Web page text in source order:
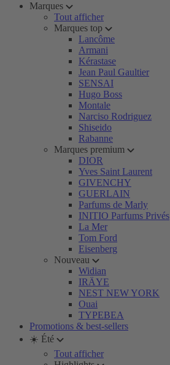
Marques
Tout afficher
Marques top
Lancôme
Armani
Kérastase
Jean Paul Gaultier
SENSAI
Hugo Boss
Montale
Narciso Rodriguez
Shiseido
Rabanne
Marques premium
DIOR
Yves Saint Laurent
GIVENCHY
GUERLAIN
Parfums de Marly
INITIO Parfums Privés
La Mer
Tom Ford
Eisenberg
Nouveau
Widian
IRÄYE
NEST NEW YORK
Ouai
TYPEBEA
Promotions & best-sellers
☀️ Été
Tout afficher